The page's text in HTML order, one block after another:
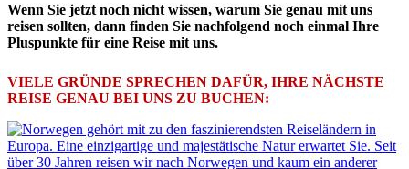
Wenn Sie jetzt noch nicht wissen, warum Sie genau mit uns
reisen sollten, dann finden Sie nachfolgend noch einmal Ihre
Pluspunkte für eine Reise mit uns.
VIELE GRÜNDE SPRECHEN DAFÜR, IHRE NÄCHSTE
REISE GENAU BEI UNS ZU BUCHEN: